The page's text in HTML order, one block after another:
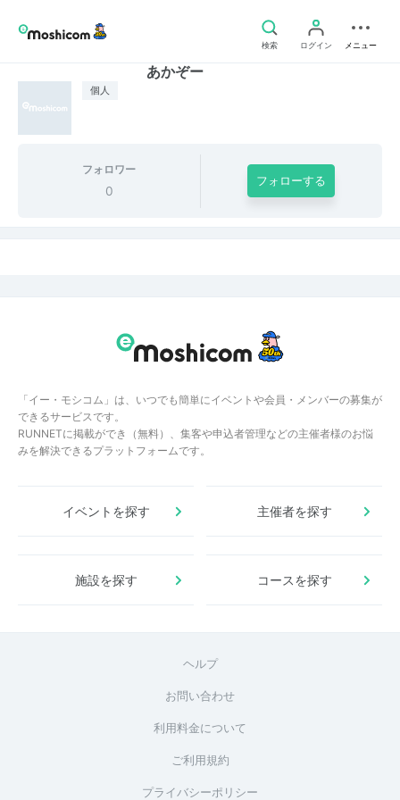
検索 ログイン メニュー
個人
あかぞー
フォロワー
0
フォローする
「イー・モシコム」は、いつでも簡単にイベントや会員・メンバーの募集が
できるサービスです。
RUNNETに掲載ができ（無料）、集客や申込者管理などの主催者様のお悩
みを解決できるプラットフォームです。
イベントを探す 主催者を探す
施設を探す コースを探す
ヘルプ
お問い合わせ
利用料金について
ご利用規約
プライバシーポリシー